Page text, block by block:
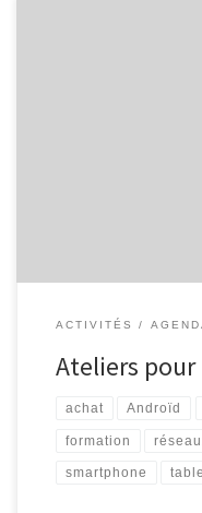
ACTIVITÉS
Ateliers pour
achat Androïd
formation
smartphone